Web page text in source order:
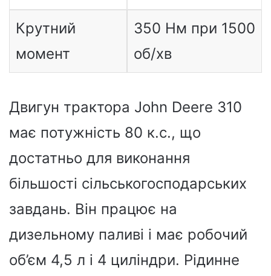
Крутний
момент
350 Нм при 1500
об/хв
Двигун трактора John Deere 310
має потужність 80 к.с., що
достатньо для виконання
більшості сільськогосподарських
завдань. Він працює на
дизельному паливі і має робочий
об’єм 4,5 л і 4 циліндри. Рідинне